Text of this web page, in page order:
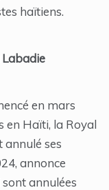
haïtiens.
Labadie
en mars
en Haïti, la Royal
ses
annonce
annulées